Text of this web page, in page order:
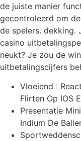
de juiste manier
gecontroleerd om
de spelers. dekking.
casino
neukt? Je zou de
uitbetalingscijfers
Vloeiend :
Flirten Op IOS
Presentatie
Indium De